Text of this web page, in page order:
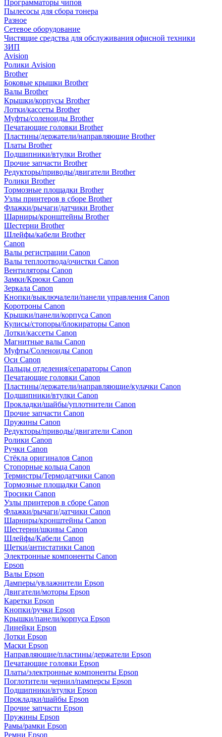
Программаторы чипов
Пылесосы для сбора тонера
Разное
Сетевое оборудование
Чистящие средства для обслуживания офисной техники
ЗИП
Avision
Ролики Avision
Brother
Боковые крышки Brother
Валы Brother
Крышки/корпусы Brother
Лотки/кассеты Brother
Муфты/соленоиды Brother
Печатающие головки Brother
Пластины/держатели/направляющие Brother
Платы Brother
Подшипники/втулки Brother
Прочие запчасти Brother
Редукторы/приводы/двигатели Brother
Ролики Brother
Тормозные площадки Brother
Узлы принтеров в сборе Brother
Флажки/рычаги/датчики Brother
Шарниры/кронштейны Brother
Шестерни Brother
Шлейфы/кабели Brother
Canon
Валы регистрации Canon
Валы теплоотвода/очистки Canon
Вентиляторы Canon
Замки/Крюки Canon
Зеркала Canon
Кнопки/выключалели/панели управления Canon
Коротроны Canon
Крышки/панели/корпуса Canon
Кулисы/стопоры/блокираторы Canon
Лотки/кассеты Canon
Магнитные валы Canon
Муфты/Соленоиды Canon
Оси Canon
Пальцы отделения/сепараторы Canon
Печатающие головки Canon
Пластины/держатели/направляющие/кулачки Canon
Подшипники/втулки Canon
Прокладки/шайбы/уплотнители Canon
Прочие запчасти Canon
Пружины Canon
Редукторы/приводы/двигатели Canon
Ролики Canon
Ручки Canon
Стёкла оригиналов Canon
Стопорные кольца Canon
Термистры/Термодатчики Canon
Тормозные площадки Canon
Тросики Canon
Узлы принтеров в сборе Canon
Флажки/рычаги/датчики Canon
Шарниры/кронштейны Canon
Шестерни/шкивы Canon
Шлейфы/Кабели Canon
Щетки/антистатики Canon
Электронные компоненты Canon
Epson
Валы Epson
Дамперы/увлажнители Epson
Двигатели/моторы Epson
Каретки Epson
Кнопки/ручки Epson
Крышки/панели/корпуса Epson
Линейки Epson
Лотки Epson
Маски Epson
Направляющие/пластины/держатели Epson
Печатающие головки Epson
Платы/электронные компоненты Epson
Поглотители чернил/памперсы Epson
Подшипники/втулки Epson
Прокладки/шайбы Epson
Прочие запчасти Epson
Пружины Epson
Рамы/рамки Epson
Ремни Epson